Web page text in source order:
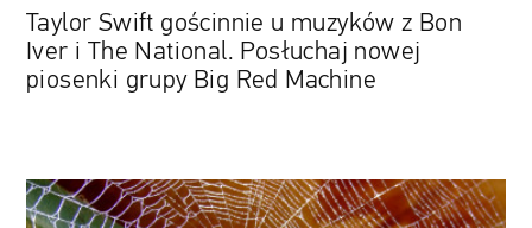
piosenki
grupy
Big
Taylor Swift gościnnie u muzyków z Bon
Iver i The National. Posłuchaj nowej
piosenki grupy Big Red Machine
Dźwięki
utkane